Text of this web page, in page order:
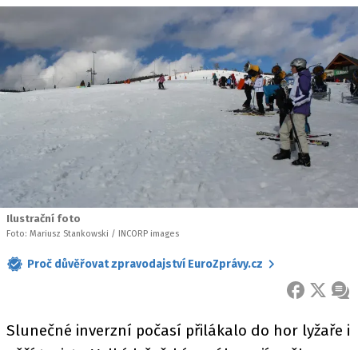
Ilustrační foto
Foto: Mariusz Stankowski / INCORP images
Proč důvěřovat zpravodajství EuroZprávy.cz
FACEBOOK
X
Slunečné inverzní počasí přilákalo do hor lyžaře i